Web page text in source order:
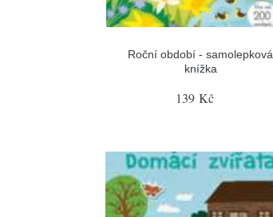
Roční období - samolepková
knížka
139 Kč